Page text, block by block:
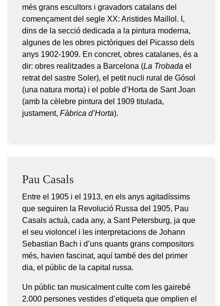
més grans escultors i gravadors catalans del
començament del segle XX: Aristides Maillol. I,
dins de la secció dedicada a la pintura moderna,
algunes de les obres pictòriques del Picasso dels
anys 1902-1909. En concret, obres catalanes, és a
dir: obres realitzades a Barcelona (La Trobada el
retrat del sastre Soler), el petit nucli rural de Gósol
(una natura morta) i el poble d’Horta de Sant Joan
(amb la cèlebre pintura del 1909 titulada,
justament, Fàbrica d’Horta).
Pau Casals
Entre el 1905 i el 1913, en els anys agitadíssims
que seguiren la Revolució Russa del 1905, Pau
Casals actuà, cada any, a Sant Petersburg, ja que
el seu violoncel i les interpretacions de Johann
Sebastian Bach i d’uns quants grans compositors
més, havien fascinat, aquí també des del primer
dia, el públic de la capital russa.
Un públic tan musicalment culte com les gairebé
2.000 persones vestides d’etiqueta que omplien el